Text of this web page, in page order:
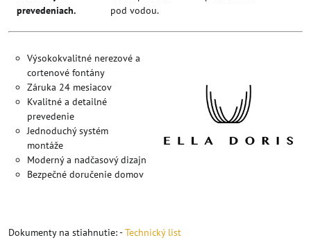
prevedeniach.
pod vodou.
Výsokokvalitné nerezové a
cortenové fontány
Záruka 24 mesiacov
Kvalitné a detailné
prevedenie
Jednoduchý systém
montáže
Moderný a nadčasový dizajn
Bezpečné doručenie domov
Dokumenty na stiahnutie: -Technický list